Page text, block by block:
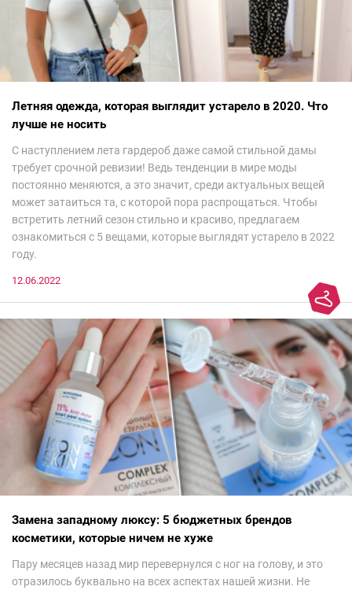
Летняя одежда, которая выглядит устарело в 2020. Что
лучше не носить
С наступлением лета гардероб даже самой стильной дамы
требует срочной ревизии! Ведь тенденции в мире моды
постоянно меняются, а это значит, среди актуальных вещей
может затаиться та, с которой пора распрощаться. Чтобы
встретить летний сезон стильно и красиво, предлагаем
ознакомиться с 5 вещами, которые выглядят устарело в 2022
году.
12.06.2022
Замена западному люксу: 5 бюджетных брендов
косметики, которые ничем не хуже
Пару месяцев назад мир перевернулся с ног на голову, и это
отразилось буквально на всех аспектах нашей жизни. Не